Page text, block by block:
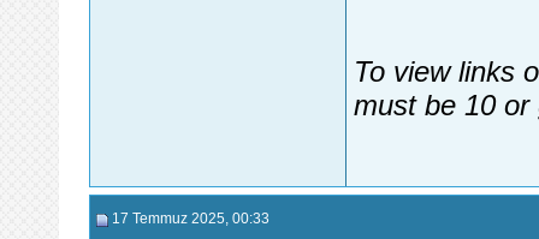
To view links
must be 10 or
17 Temmuz 2025 , 00:33